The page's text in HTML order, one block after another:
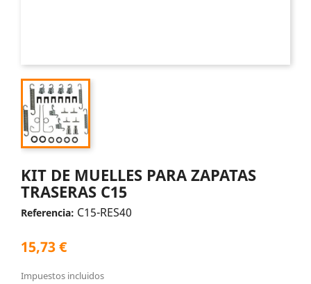
KIT DE MUELLES PARA ZAPATAS
TRASERAS C15
Referencia: C15-RES40
15,73 €
Impuestos incluidos